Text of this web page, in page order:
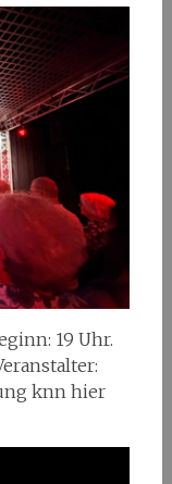
19 Uhr.
knn hier